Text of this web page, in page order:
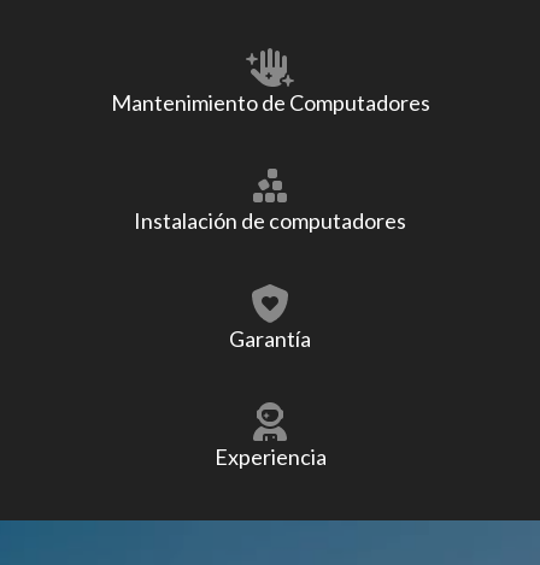
Mantenimiento de Computadores
Instalación de computadores
Garantía
Experiencia